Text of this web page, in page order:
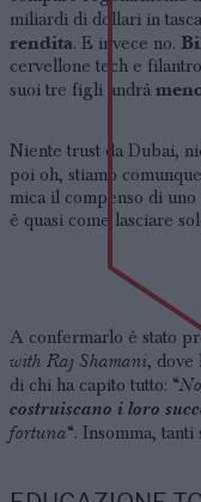
miliardi di dollari in
rendita. E invece no.
cervellone tech e
suoi tre figli andrà
Niente trust da Dubai,
poi oh, stiamo
mica il compenso di
è quasi come lasciare
A confermarlo è stato
with Raj Shamani, dove
di chi ha capito tutto: “
costruiscano i loro
fortuna“. Insomma,